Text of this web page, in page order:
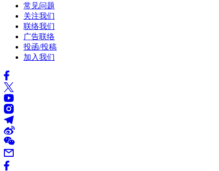
常见问题
关注我们
联络我们
广告联络
投函/投稿
加入我们